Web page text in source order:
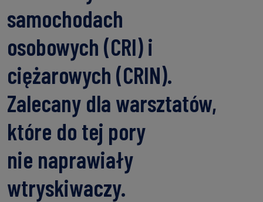
samochodach
osobowych (CRI) i
ciężarowych (CRIN).
Zalecany dla warsztatów,
które do tej pory
nie naprawiały
wtryskiwaczy.